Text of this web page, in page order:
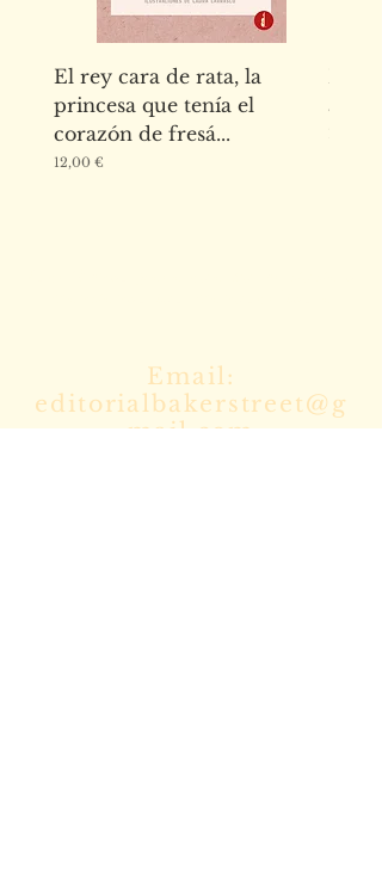
El rey cara de rata, la
princesa que tenía el
corazón de fresá...
Precio
12,00 €
El
Email:
editorialbakerstreet@g
mail.com